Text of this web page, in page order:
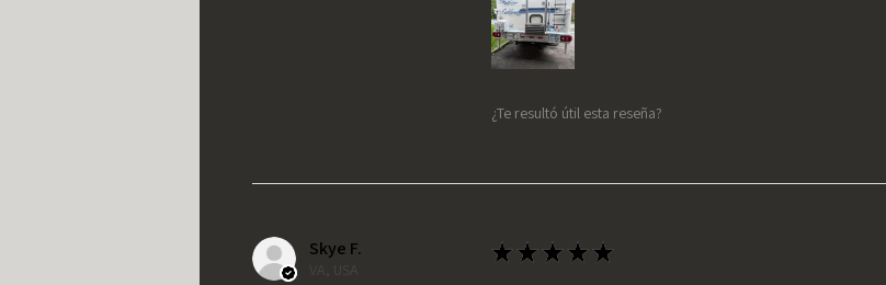
¿Te resultó útil esta reseña?
Skye F.
VA, USA
★ ★ ★ ★ ★